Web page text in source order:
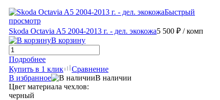
Быстрый
просмотр
Skoda Octavia A5 2004-2013 г. - дел. экокожа5 500 ₽ / комп
В корзину
Подробнее
Купить в 1 клик
Сравнение
В избранное
В наличии
Цвет материала чехлов:
черный